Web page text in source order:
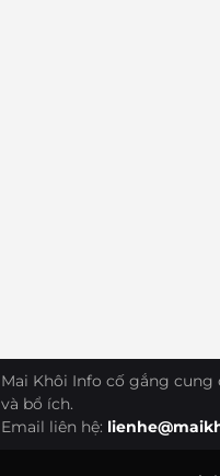
Mai Khôi Info cố gắng
và bổ ích.
Email liên hệ: